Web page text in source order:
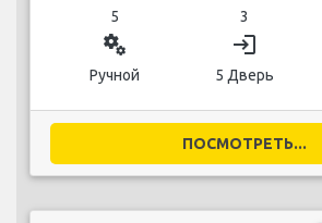
5 3
miscellaneous_services
Ручной
login
5 Дверь
ПОСМОТРЕТЬ...